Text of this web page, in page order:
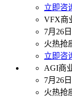
立即咨
VFX商
7月26日
火热抢
立即咨
AGI商
7月26日
火热抢